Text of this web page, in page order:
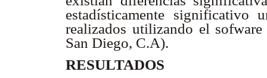
estadísticamente
realizados utilizando el
San Diego, C.A).
RESULTADOS